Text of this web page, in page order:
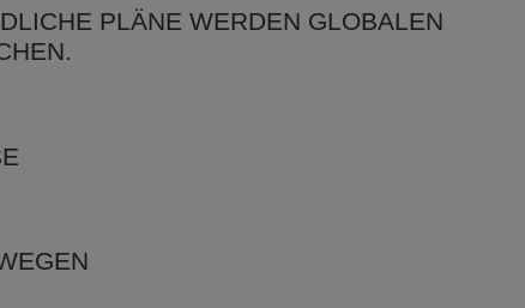
PLÄNE WERDEN GLOBALEN